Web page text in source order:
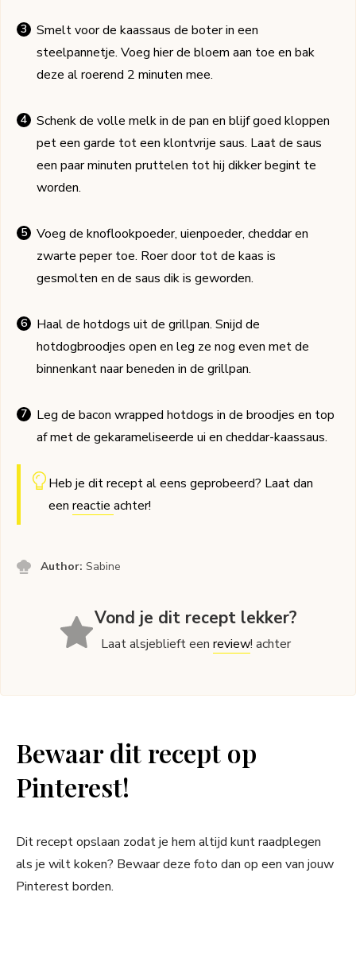
Smelt voor de kaassaus de boter in een
steelpannetje. Voeg hier de bloem aan toe en bak
deze al roerend 2 minuten mee.
Schenk de volle melk in de pan en blijf goed kloppen
pet een garde tot een klontvrije saus. Laat de saus
een paar minuten pruttelen tot hij dikker begint te
worden.
Voeg de knoflookpoeder, uienpoeder, cheddar en
zwarte peper toe. Roer door tot de kaas is
gesmolten en de saus dik is geworden.
Haal de hotdogs uit de grillpan. Snijd de
hotdogbroodjes open en leg ze nog even met de
binnenkant naar beneden in de grillpan.
Leg de bacon wrapped hotdogs in de broodjes en top
af met de gekarameliseerde ui en cheddar-kaassaus.
Heb je dit recept al eens geprobeerd? Laat dan
een reactie achter!
Author:Sabine
Vond je dit recept lekker?
Laat alsjeblieft eenreview! achter
Bewaar dit recept op
Pinterest!
Dit recept opslaan zodat je hem altijd kunt raadplegen
als je wilt koken? Bewaar deze foto dan op een van jouw
Pinterest borden.